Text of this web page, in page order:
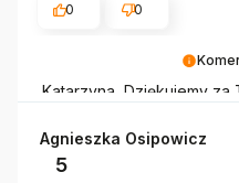
Katarzyna, Dziękujemy za
doświadczeniem.
klientów. Z
0
0
Agnieszka Osipowicz
5